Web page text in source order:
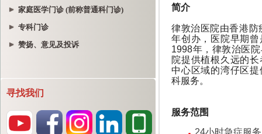
家庭医学门诊 (前称普通科门诊)
专科门诊
赞扬、意见及投诉
寻找我们